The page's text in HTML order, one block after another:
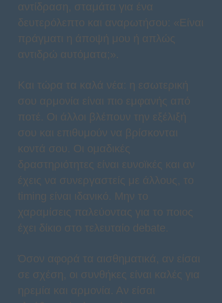
αντίδραση, σταμάτα για ένα
δευτερόλεπτο και αναρωτήσου: «Είναι
πράγματι η άποψή μου ή απλώς
αντιδρώ αυτόματα;».
Και τώρα τα καλά νέα: η εσωτερική
σου αρμονία είναι πιο εμφανής από
ποτέ. Οι άλλοι βλέπουν την εξέλιξή
σου και επιθυμούν να βρίσκονται
κοντά σου. Οι ομαδικές
δραστηριότητες είναι ευνοϊκές και αν
έχεις να συνεργαστείς με άλλους, το
timing είναι ιδανικό. Μην το
χαραμίσεις παλεύοντας για το ποιος
έχει δίκιο στο τελευταίο debate.
Όσον αφορά τα αισθηματικά, αν είσαι
σε σχέση, οι συνθήκες είναι καλές για
ηρεμία και αρμονία. Αν είσαι